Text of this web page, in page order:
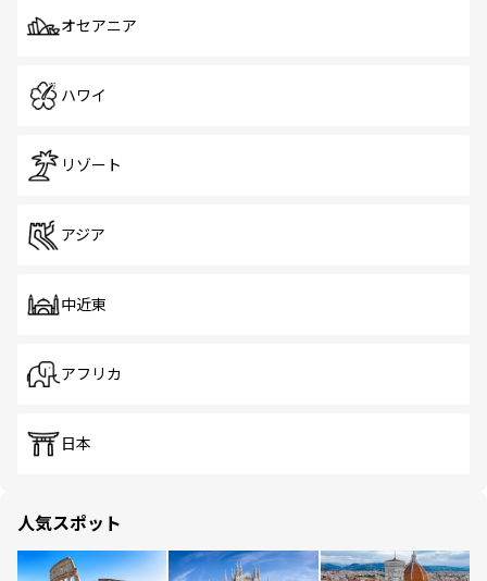
オセアニア
ハワイ
リゾート
アジア
中近東
アフリカ
日本
人気スポット